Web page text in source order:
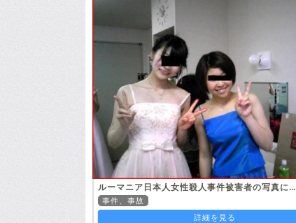
ルーマニア日本人女性殺人事件被害者の写真に…
事件、事故
詳細を見る